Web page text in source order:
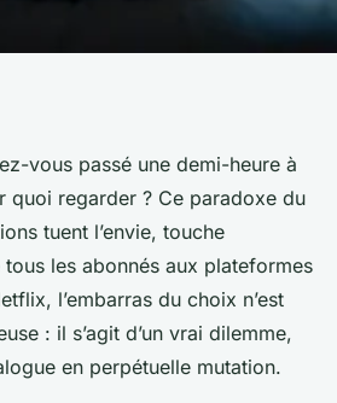
séries sont
sur Netflix ?
• 9 min de lecture
vous passé une demi-heure à
quoi regarder ? Ce paradoxe du
tuent l’envie, touche
tous les abonnés aux plateformes
l’embarras du choix n’est
: il s’agit d’un vrai dilemme,
en perpétuelle mutation.